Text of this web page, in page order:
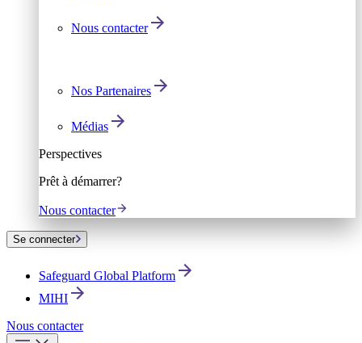
Nous contacter
Nos Partenaires
Médias
Perspectives
Prêt à démarrer?
Nous contacter
Se connecter
Safeguard Global Platform
MIHI
Nous contacter